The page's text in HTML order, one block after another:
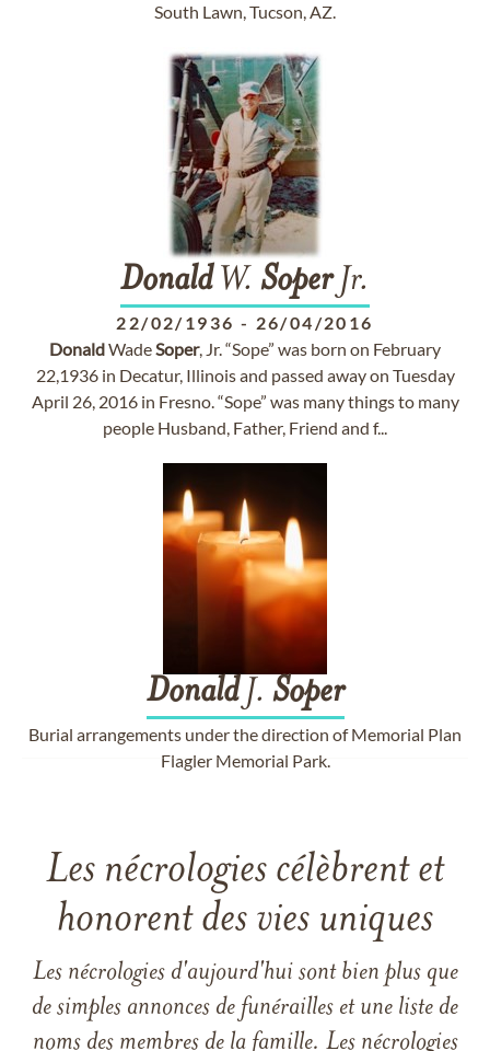
South Lawn, Tucson, AZ.
DonaldW. SoperJr.
22/02/1936 - 26/04/2016
DonaldWadeSoper, Jr. “Sope” was born on February
22,1936 in Decatur, Illinois and passed away on Tuesday
April 26, 2016 in Fresno. “Sope” was many things to many
people Husband, Father, Friend and f...
DonaldJ. Soper
Burial arrangements under the direction of Memorial Plan
Flagler Memorial Park.
Les nécrologies célèbrent et
honorent des vies uniques
Les nécrologies d'aujourd'hui sont bien plus que
de simples annonces de funérailles et une liste de
noms des membres de la famille. Les nécrologies